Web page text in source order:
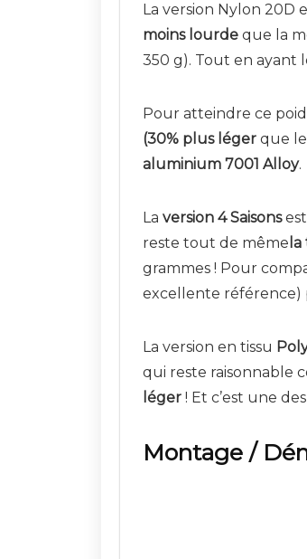
La version Nylon 20D
moins lourde que la
350 g). Tout en ayant
Pour atteindre ce
(30% plus léger que
aluminium 7001 Alloy.
La version 4 Saisons
reste tout de même
grammes ! Pour
excellente référence)
La version en tissu
qui reste raisonnable
léger ! Et c’est une
Montage /